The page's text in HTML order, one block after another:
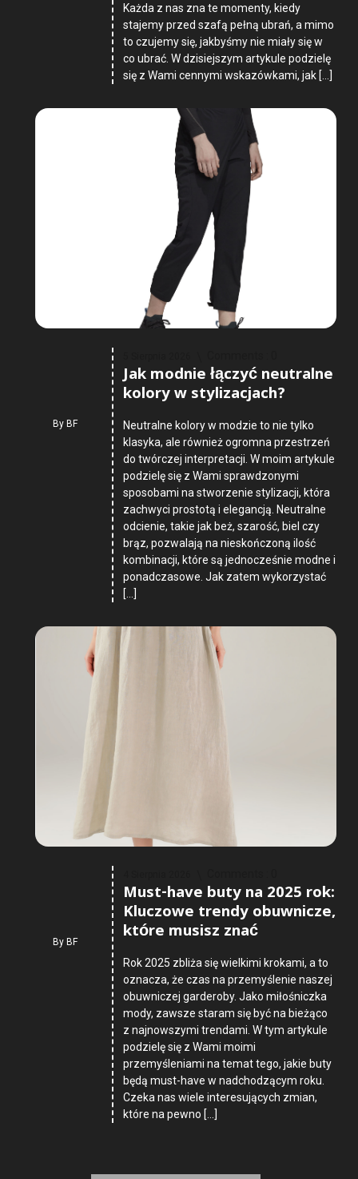
Każda z nas zna te momenty, kiedy
stajemy przed szafą pełną ubrań, a mimo
to czujemy się, jakbyśmy nie miały się w
co ubrać. W dzisiejszym artykule podzielę
się z Wami cennymi wskazówkami, jak […]
ByBF
Jak modnie łączyć neutralne
kolory w stylizacjach?
Neutralne kolory w modzie to nie tylko
klasyka, ale również ogromna przestrzeń
do twórczej interpretacji. W moim artykule
podzielę się z Wami sprawdzonymi
sposobami na stworzenie stylizacji, która
zachwyci prostotą i elegancją. Neutralne
odcienie, takie jak beż, szarość, biel czy
brąz, pozwalają na nieskończoną ilość
kombinacji, które są jednocześnie modne i
ponadczasowe. Jak zatem wykorzystać
[…]
ByBF
Must-have buty na 2025 rok:
Kluczowe trendy obuwnicze,
które musisz znać
Rok 2025 zbliża się wielkimi krokami, a to
oznacza, że czas na przemyślenie naszej
obuwniczej garderoby. Jako miłośniczka
mody, zawsze staram się być na bieżąco
z najnowszymi trendami. W tym artykule
podzielę się z Wami moimi
przemyśleniami na temat tego, jakie buty
będą must-have w nadchodzącym roku.
Czeka nas wiele interesujących zmian,
które na pewno […]